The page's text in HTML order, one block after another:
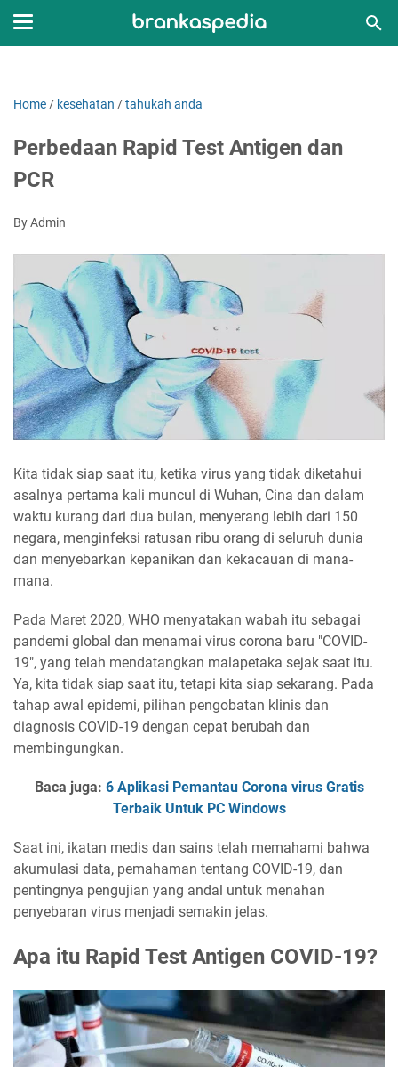
Home / kesehatan /tahukah anda
Perbedaan Rapid Test Antigen dan
PCR
By Admin
Kita tidak siap saat itu, ketika virus yang tidak diketahui
asalnya pertama kali muncul di Wuhan, Cina dan dalam
waktu kurang dari dua bulan, menyerang lebih dari 150
negara, menginfeksi ratusan ribu orang di seluruh dunia
dan menyebarkan kepanikan dan kekacauan di mana-
mana.
Pada Maret 2020, WHO menyatakan wabah itu sebagai
pandemi global dan menamai virus corona baru "COVID-
19", yang telah mendatangkan malapetaka sejak saat itu.
Ya, kita tidak siap saat itu, tetapi kita siap sekarang. Pada
tahap awal epidemi, pilihan pengobatan klinis dan
diagnosis COVID-19 dengan cepat berubah dan
membingungkan.
Baca juga: 6 Aplikasi Pemantau Corona virus Gratis
Terbaik Untuk PC Windows
Saat ini, ikatan medis dan sains telah memahami bahwa
akumulasi data, pemahaman tentang COVID-19, dan
pentingnya pengujian yang andal untuk menahan
penyebaran virus menjadi semakin jelas.
Apa itu Rapid Test Antigen COVID-19?